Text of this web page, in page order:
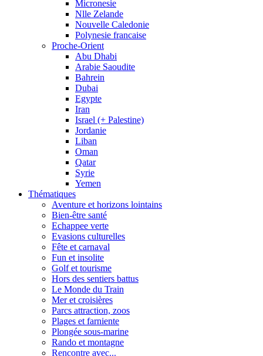
Micronesie
Nlle Zelande
Nouvelle Caledonie
Polynesie francaise
Proche-Orient
Abu Dhabi
Arabie Saoudite
Bahrein
Dubai
Egypte
Iran
Israel (+ Palestine)
Jordanie
Liban
Oman
Qatar
Syrie
Yemen
Thématiques
Aventure et horizons lointains
Bien-être santé
Echappee verte
Evasions culturelles
Fête et carnaval
Fun et insolite
Golf et tourisme
Hors des sentiers battus
Le Monde du Train
Mer et croisières
Parcs attraction, zoos
Plages et farniente
Plongée sous-marine
Rando et montagne
Rencontre avec...